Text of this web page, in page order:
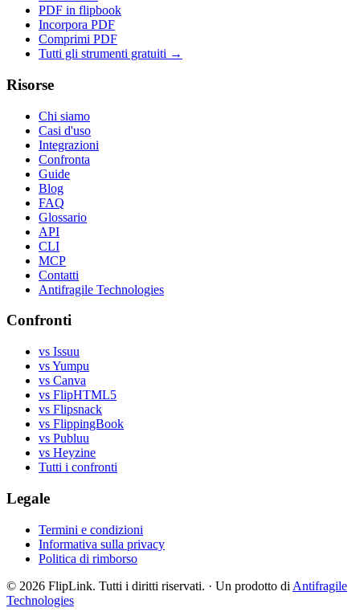
PDF in flipbook
Incorpora PDF
Comprimi PDF
Tutti gli strumenti gratuiti →
Risorse
Chi siamo
Casi d'uso
Integrazioni
Confronta
Guide
Blog
FAQ
Glossario
API
CLI
MCP
Contatti
Antifragile Technologies
Confronti
vs Issuu
vs Yumpu
vs Canva
vs FlipHTML5
vs Flipsnack
vs FlippingBook
vs Publuu
vs Heyzine
Tutti i confronti
Legale
Termini e condizioni
Informativa sulla privacy
Politica di rimborso
© 2026 FlipLink. Tutti i diritti riservati. · Un prodotto di Antifragile
Technologies